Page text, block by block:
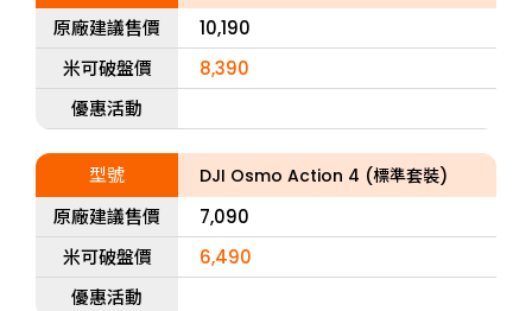
原廠建議售價
10,190
米可破盤價
8,390
優惠活動
型號 DJI Osmo Action 4 (標準套裝)
原廠建議售價
7,090
米可破盤價
6,490
優惠活動